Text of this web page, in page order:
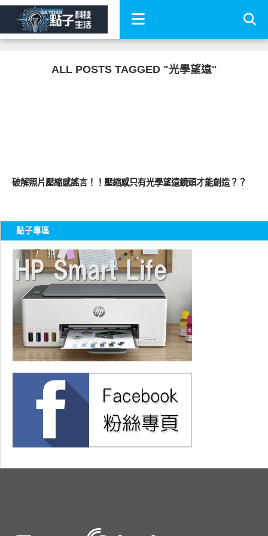
ALL POSTS TAGGED "光學望遠"
破解照片壓縮感謠言！！壓縮感只有光學望遠鏡頭才能創造？？
點子專區